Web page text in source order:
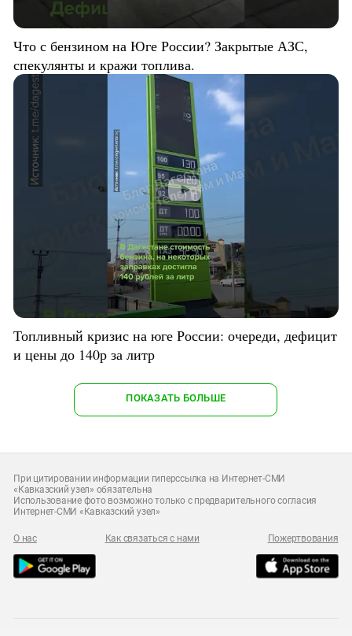
Что с бензином на Юге России? Закрытые АЗС,
спекулянты и кражи топлива.
Топливный кризис на юге России: очереди, дефицит
и цены до 140р за литр
ПОКАЗАТЬ БОЛЬШЕ
При цитировании информации гиперссылка на Интернет-СМИ
«Кавказский узел» обязательна
Использование фото возможно только с предварительного согласия
Интернет-СМИ «Кавказский узел»
О нас Как связаться с нами Пожертвования